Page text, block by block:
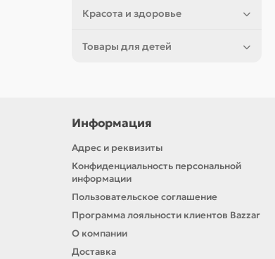
Красота и здоровье
Товары для детей
Информация
Адрес и реквизиты
Конфиденциальность персональной
информации
Пользовательское соглашение
Программа лояльности клиентов Bazzar
О компании
Доставка